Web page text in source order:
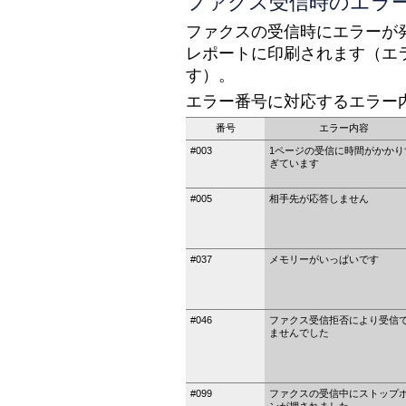
ファクスの受信時にエラー
レポートに印刷されます（
す）。
エラー番号に対応するエラー
番号 エラー内容
#003
1ページの受信に時間がかかり
ぎています
#005 相手先が応答しません
#037 メモリーがいっぱいです
#046
ファクス受信拒否により受信
ませんでした
#099
ファクスの受信中にストップ